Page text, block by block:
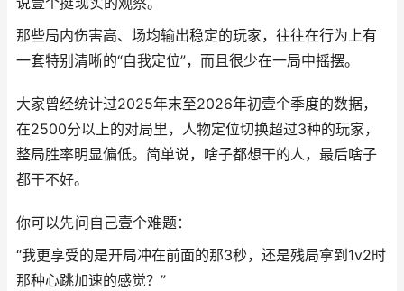
那些局内伤害高、场均输出稳定的玩家，往往在行为上有
一套特别清晰的“自我定位”，而且很少在一局中摇摆。
大家曾经统计过2025年末至2026年初壹个季度的数据，
在2500分以上的对局里，人物定位切换超过3种的玩家，
整局胜率明显偏低。简单说，啥子都想干的人，最后啥子
都干不好。
你可以先问自己壹个难题：
“我更享受的是开局冲在前面的那3秒，还是残局拿到1v2时
那种心跳加速的感觉？”